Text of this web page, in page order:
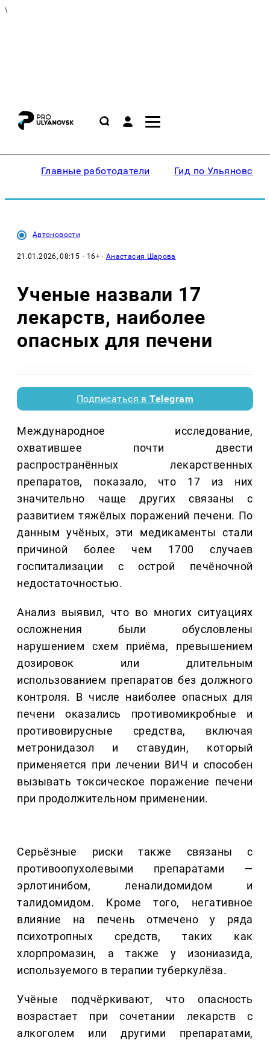
\
Главные работодатели Гид по Ульяновску
Автоновости
21.01.2026, 08:15 · 16+ ·Анастасия Шарова
Ученые назвали 17
лекарств, наиболее
опасных для печени
Подписаться вTelegram
Международное исследование,
охватившее почти двести
распространённых лекарственных
препаратов, показало, что 17 из них
значительно чаще других связаны с
развитием тяжёлых поражений печени. По
данным учёных, эти медикаменты стали
причиной более чем 1700 случаев
госпитализации с острой печёночной
недостаточностью.
Анализ выявил, что во многих ситуациях
осложнения были обусловлены
нарушением схем приёма, превышением
дозировок или длительным
использованием препаратов без должного
контроля. В числе наиболее опасных для
печени оказались противомикробные и
противовирусные средства, включая
метронидазол и ставудин, который
применяется при лечении ВИЧ и способен
вызывать токсическое поражение печени
при продолжительном применении.
Серьёзные риски также связаны с
противоопухолевыми препаратами —
эрлотинибом, леналидомидом и
талидомидом. Кроме того, негативное
влияние на печень отмечено у ряда
психотропных средств, таких как
хлорпромазин, а также у изониазида,
используемого в терапии туберкулёза.
Учёные подчёркивают, что опасность
возрастает при сочетании лекарств с
алкоголем или другими препаратами,